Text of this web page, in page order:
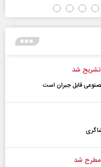
تشریح شد
قابل جبران است
مطرح شد